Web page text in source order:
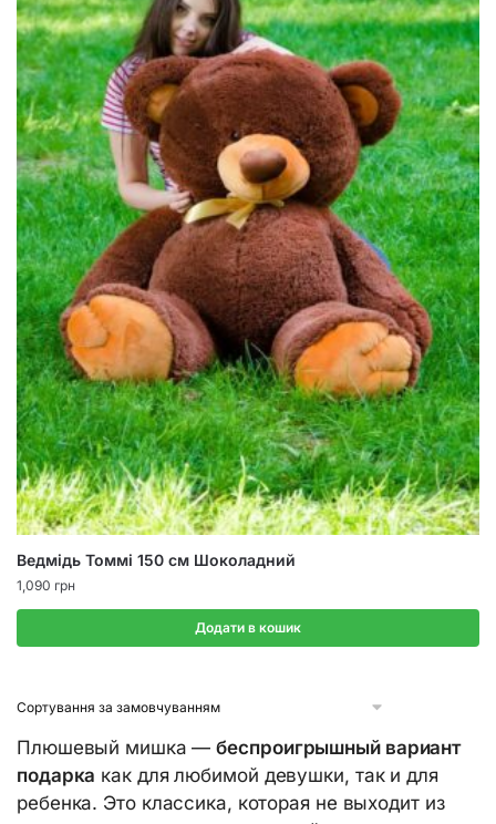
Ведмідь Томмі 150 см Шоколадний
1,090 грн
Додати в кошик
Плюшевый мишка —беспроигрышный вариант
подарка как для любимой девушки, так и для
ребенка. Это классика, которая не выходит из